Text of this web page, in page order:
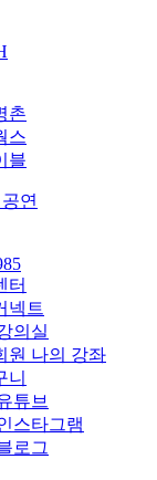
촌
스
블
연
터
넥트
의실
원 나의 강좌
니
튜브
스타그램
로그